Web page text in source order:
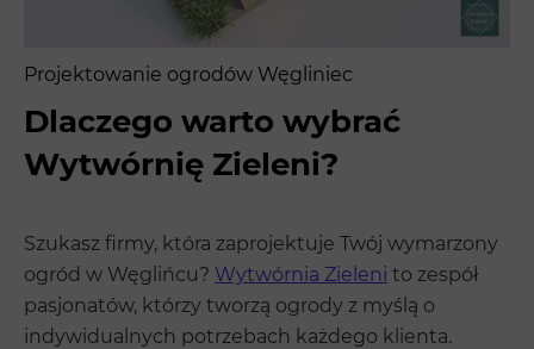
Projektowanie ogrodów Węgliniec
Dlaczego warto wybrać
Wytwórnię Zieleni?
Szukasz firmy, która zaprojektuje Twój wymarzony
ogród w Węglińcu? Wytwórnia Zieleni to zespół
pasjonatów, którzy tworzą ogrody z myślą o
indywidualnych potrzebach każdego klienta.